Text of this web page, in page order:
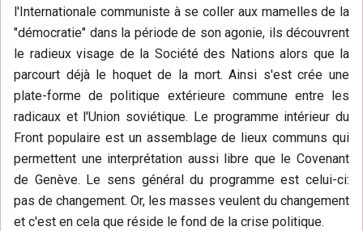
l'Internationale communiste à se coller aux mamelles de la
"démocratie" dans la période de son agonie, ils découvrent
le radieux visage de la Société des Nations alors que la
parcourt déjà le hoquet de la mort. Ainsi s'est crée une
plate-forme de politique extérieure commune entre les
radicaux et l'Union soviétique. Le programme intérieur du
Front populaire est un assemblage de lieux communs qui
permettent une interprétation aussi libre que le Covenant
de Genève. Le sens général du programme est celui-ci:
pas de changement. Or, les masses veulent du changement
et c'est en cela que réside le fond de la crise politique.